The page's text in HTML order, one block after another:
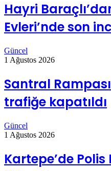
Hayri
Evleri’nde son
Güncel
1 Ağustos 2026
Santral
trafiğe kapatıldı
Güncel
1 Ağustos 2026
Kartepe’de